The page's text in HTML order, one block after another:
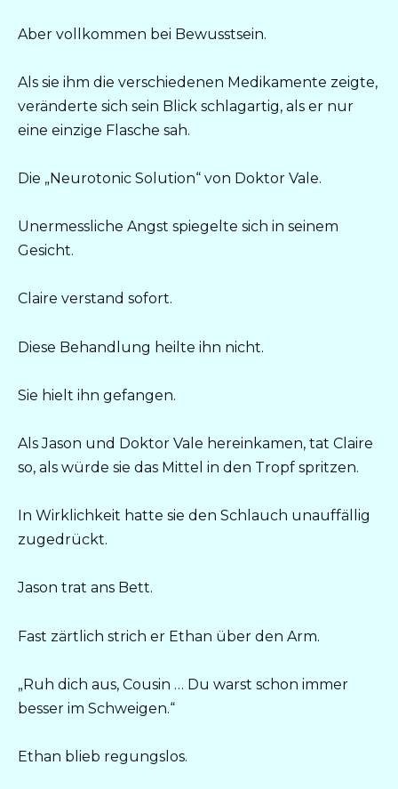
Aber vollkommen bei Bewusstsein.
Als sie ihm die verschiedenen Medikamente zeigte,
veränderte sich sein Blick schlagartig, als er nur
eine einzige Flasche sah.
Die „Neurotonic Solution“ von Doktor Vale.
Unermessliche Angst spiegelte sich in seinem
Gesicht.
Claire verstand sofort.
Diese Behandlung heilte ihn nicht.
Sie hielt ihn gefangen.
Als Jason und Doktor Vale hereinkamen, tat Claire
so, als würde sie das Mittel in den Tropf spritzen.
In Wirklichkeit hatte sie den Schlauch unauffällig
zugedrückt.
Jason trat ans Bett.
Fast zärtlich strich er Ethan über den Arm.
„Ruh dich aus, Cousin … Du warst schon immer
besser im Schweigen.“
Ethan blieb regungslos.